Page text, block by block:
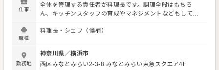
仕事
全体を管理する責任者が料理長です。調理全般はもちろ
ん、キッチンスタッフの育成やマネジメントなどもしてい
きます。また、定期的な新メニューの開発などもメインと
なりますので、調理経験を存分に活かしてご活躍くださ
す。 【具体的には…】 ・厳選した肉や魚、野菜など食材の
選定、仕入れ ・一品料理、コース料理、宴会料理などの仕
込みから盛り付けまで調理全般 ・メニュー開発、試作 ・売
職種
料理長・シェフ（候補）
勤務地
神奈川県／横浜市
西区みなとみらい2-3-8 みなとみらい東急スクエア4F